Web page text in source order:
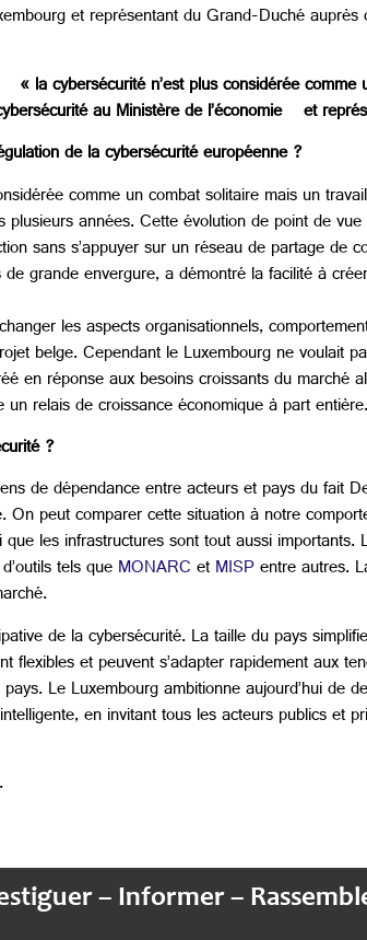
et représentant du Grand-Duché
« la cybersécurité n’est plus considérée
de l’économie et représentant
de la cybersécurité européenne ?
comme un combat solitaire mais un
années. Cette évolution de point de
sans s’appuyer sur un réseau de partage de
grande envergure, a démontré la facilité à
les aspects organisationnels,
belge. Cependant le Luxembourg ne voulait
en réponse aux besoins croissants du
relais de croissance économique à part entière.
?
de dépendance entre acteurs et pays du fait
peut comparer cette situation à notre
les infrastructures sont tout aussi
tels queMONARCetMISPentre autres.
de la cybersécurité. La taille du pays
et peuvent s’adapter rapidement aux
Le Luxembourg ambitionne aujourd’hui de
en invitant tous les acteurs publics et
– Informer –